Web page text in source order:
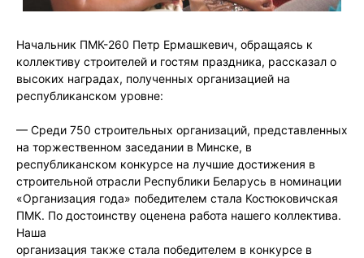
Начальник ПМК-260 Петр Ермашкевич, обращаясь к
коллективу строителей и гостям праздника, рассказал о
высоких наградах, полученных организацией на
республиканском уровне:
— Среди 750 строительных организаций, представленных
на торжественном заседании в Минске, в
республиканском конкурсе на лучшие достижения в
строительной отрасли Республики Беларусь в номинации
«Организация года» победителем стала Костюковичская
ПМК. По достоинству оценена работа нашего коллектива.
Наша
организация также стала победителем в конкурсе в